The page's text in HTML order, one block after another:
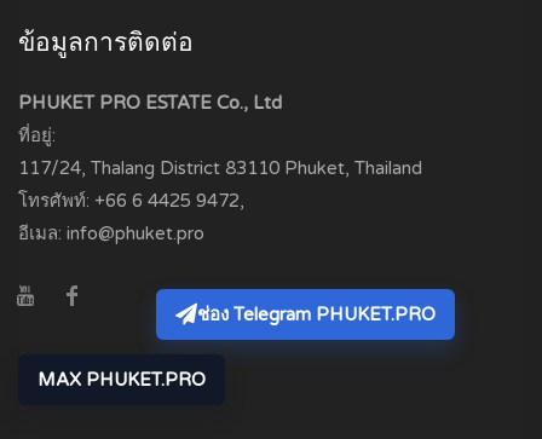
ข้อมูลการติดต่อ
PHUKET PRO ESTATE Co., Ltd
ที่อยู่:
117/24, Thalang District 83110 Phuket, Thailand
โทรศัพท์: +66 6 4425 9472,
อีเมล: info@phuket.pro
ช่อง Telegram PHUKET.PRO
MAX PHUKET.PRO